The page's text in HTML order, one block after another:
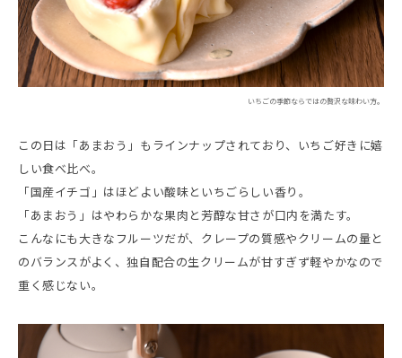
いちごの季節ならではの贅沢な味わい方。
この日は「あまおう」もラインナップされており、いちご好きに嬉
しい食べ比べ。
「国産イチゴ」はほどよい酸味といちごらしい香り。
「あまおう」はやわらかな果肉と芳醇な甘さが口内を満たす。
こんなにも大きなフルーツだが、クレープの質感やクリームの量と
のバランスがよく、独自配合の生クリームが甘すぎず軽やかなので
重く感じない。